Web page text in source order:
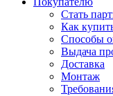
Стать
Как
Способы
Выдача
Доставка
Монтаж